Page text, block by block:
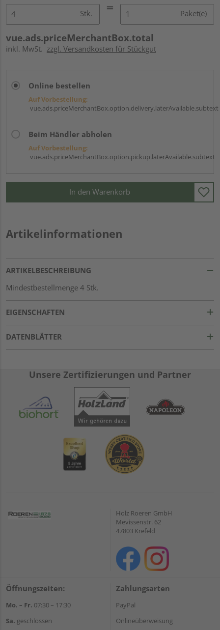
Stk. Paket(e)
vue.ads.priceMerchantBox.total
inkl. MwSt. zzgl. Versandkosten für Stückgut
Online bestellen
Auf Vorbestellung:
vue.ads.priceMerchantBox.option.delivery.laterAvailable.subtext
Beim Händler abholen
Auf Vorbestellung:
vue.ads.priceMerchantBox.option.pickup.laterAvailable.subtext
In den Warenkorb
Artikelinformationen
ARTIKELBESCHREIBUNG
Mindestbestellmenge 4 Stk.
EIGENSCHAFTEN
DATENBLÄTTER
Unsere Zertifizierungen und Partner
Holz Roeren GmbH
Mevissenstr. 62
47803 Krefeld
Öffnungszeiten:
Mo. – Fr. 07:30 – 17:30
Sa. geschlossen
Zahlungsarten
PayPal
Onlineüberweisung